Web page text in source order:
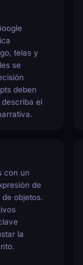
telas y
se
deben
el
con un
de
objetos.
la